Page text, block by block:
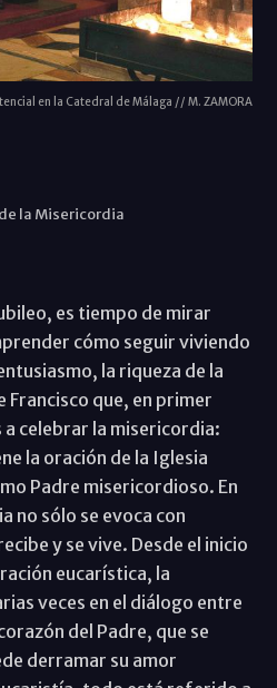
en la Catedral de Málaga // M. ZAMORA
la Misericordia
es tiempo de mirar
cómo seguir viviendo
la riqueza de la
Francisco que, en primer
celebrar la misericordia:
la oración de la Iglesia
Padre misericordioso. En
no sólo se evoca con
y se vive. Desde el inicio
eucarística, la
veces en el diálogo entre
del Padre, que se
derramar su amor